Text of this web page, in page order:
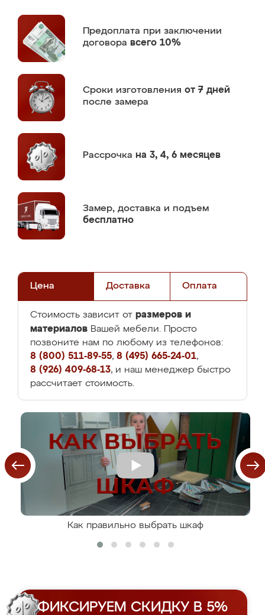
Предоплата при заключении
договора всего 10%
Сроки изготовления от 7 дней
после замера
Рассрочка на 3, 4, 6 месяцев
Замер, доставка и подъем
бесплатно
Цена Доставка Оплата
Стоимость зависит от размеров и
материалов Вашей мебели. Просто
позвоните нам по любому из телефонов:
8 (800) 511-89-55, 8 (495) 665-24-01,
8 (926) 409-68-13, и наш менеджер быстро
рассчитает стоимость.
Как правильно выбрать шкаф
ФИКСИРУЕМ СКИДКУ В 5%